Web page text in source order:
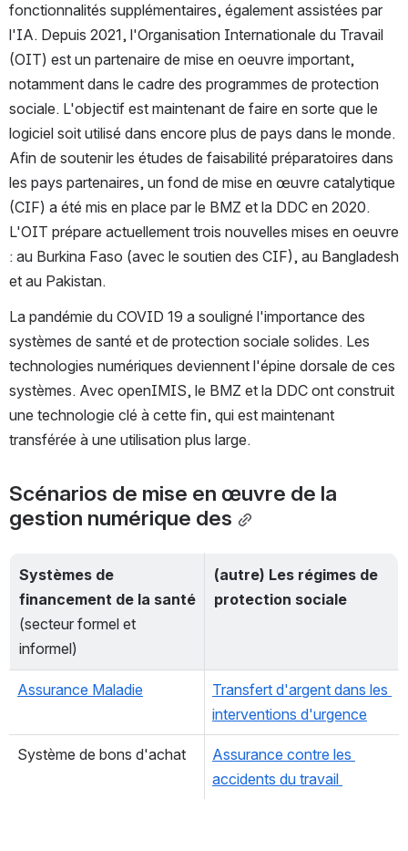
fonctionnalités supplémentaires, également assistées par
l'IA. Depuis 2021, l'Organisation Internationale du Travail
(OIT) est un partenaire de mise en oeuvre important,
notamment dans le cadre des programmes de protection
sociale. L'objectif est maintenant de faire en sorte que le
logiciel soit utilisé dans encore plus de pays dans le monde.
Afin de soutenir les études de faisabilité préparatoires dans
les pays partenaires, un fond de mise en œuvre catalytique
(CIF) a été mis en place par le BMZ et la DDC en 2020.
L'OIT prépare actuellement trois nouvelles mises en oeuvre
: au Burkina Faso (avec le soutien des CIF), au Bangladesh
et au Pakistan.
La pandémie du COVID 19 a souligné l'importance des
systèmes de santé et de protection sociale solides. Les
technologies numériques deviennent l'épine dorsale de ces
systèmes. Avec openIMIS, le BMZ et la DDC ont construit
une technologie clé à cette fin, qui est maintenant
transférée à une utilisation plus large.
Scénarios de mise en œuvre de la
gestion numérique des
Systèmes de
financement de la santé
(secteur formel et
informel)
(autre) Les régimes de
protection sociale
Assurance Maladie
Transfert d'argent dans les
interventions d'urgence
Système de bons d'achat
Assurance contre les
accidents du travail